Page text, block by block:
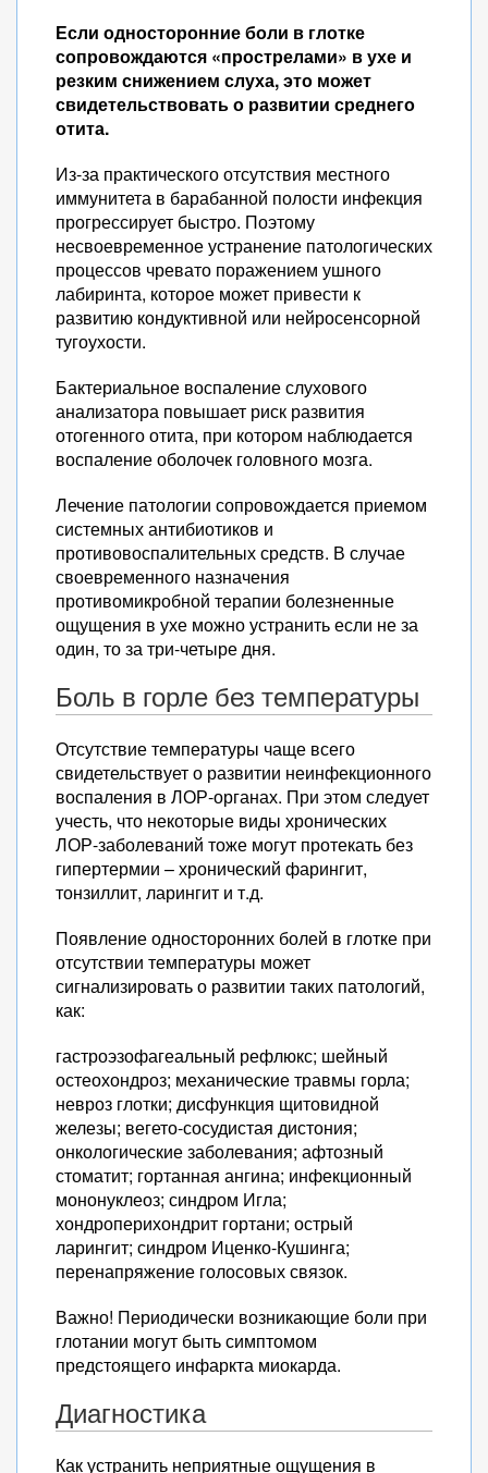
Если односторонние боли в глотке
сопровождаются «прострелами» в ухе и
резким снижением слуха, это может
свидетельствовать о развитии среднего
отита.
Из-за практического отсутствия местного
иммунитета в барабанной полости инфекция
прогрессирует быстро. Поэтому
несвоевременное устранение патологических
процессов чревато поражением ушного
лабиринта, которое может привести к
развитию кондуктивной или нейросенсорной
тугоухости.
Бактериальное воспаление слухового
анализатора повышает риск развития
отогенного отита, при котором наблюдается
воспаление оболочек головного мозга.
Лечение патологии сопровождается приемом
системных антибиотиков и
противовоспалительных средств. В случае
своевременного назначения
противомикробной терапии болезненные
ощущения в ухе можно устранить если не за
один, то за три-четыре дня.
Боль в горле без температуры
Отсутствие температуры чаще всего
свидетельствует о развитии неинфекционного
воспаления в ЛОР-органах. При этом следует
учесть, что некоторые виды хронических
ЛОР-заболеваний тоже могут протекать без
гипертермии – хронический фарингит,
тонзиллит, ларингит и т.д.
Появление односторонних болей в глотке при
отсутствии температуры может
сигнализировать о развитии таких патологий,
как:
гастроэзофагеальный рефлюкс; шейный
остеохондроз; механические травмы горла;
невроз глотки; дисфункция щитовидной
железы; вегето-сосудистая дистония;
онкологические заболевания; афтозный
стоматит; гортанная ангина; инфекционный
мононуклеоз; синдром Игла;
хондроперихондрит гортани; острый
ларингит; синдром Иценко-Кушинга;
перенапряжение голосовых связок.
Важно! Периодически возникающие боли при
глотании могут быть симптомом
предстоящего инфаркта миокарда.
Диагностика
Как устранить неприятные ощущения в